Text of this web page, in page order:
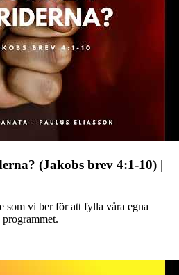
(Jakobs brev 4:1-10) |
som vi ber för att fylla våra egna